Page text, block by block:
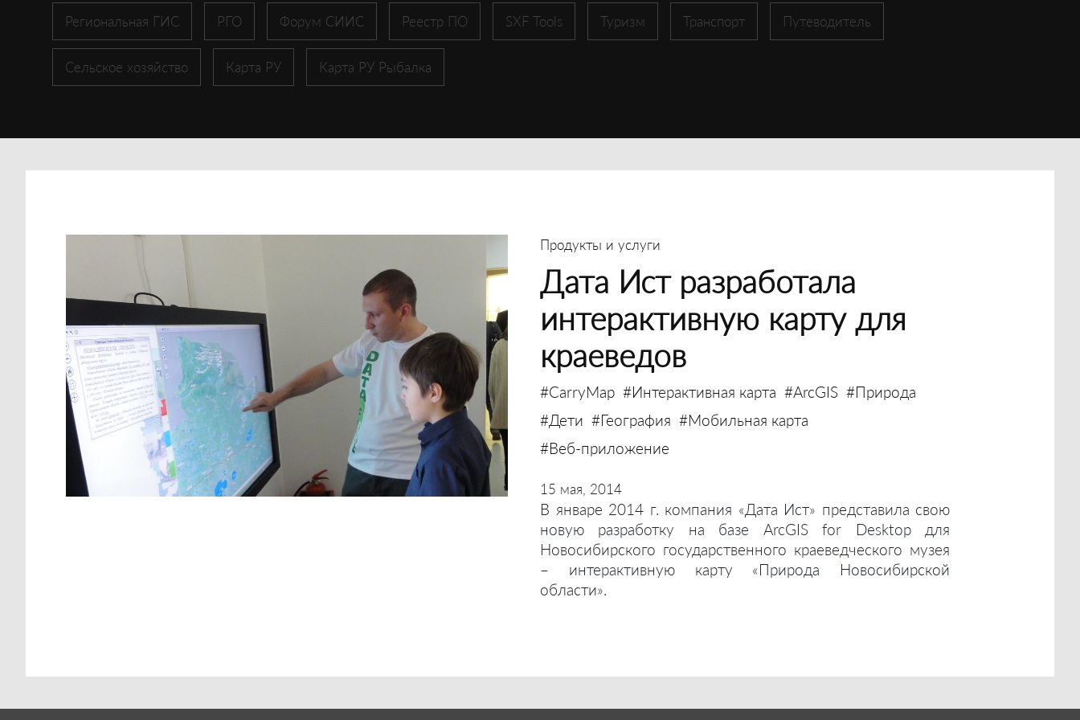
Региональная ГИС РГО Форум СИИС Реестр ПО SXF Tools Туризм Транспорт Путеводитель
Сельское хозяйство Карта РУ Карта РУ Рыбалка
Продукты и услуги
Дата Ист разработала
интерактивную карту для
краеведов
#CarryMap #Интерактивная карта #ArcGIS #Природа
#Дети #География #Мобильная карта
#Веб-приложение
15 мая, 2014
В январе 2014 г. компания «Дата Ист» представила свою
новую разработку на базе ArcGIS for Desktop для
Новосибирского государственного краеведческого музея
– интерактивную карту «Природа Новосибирской
области».